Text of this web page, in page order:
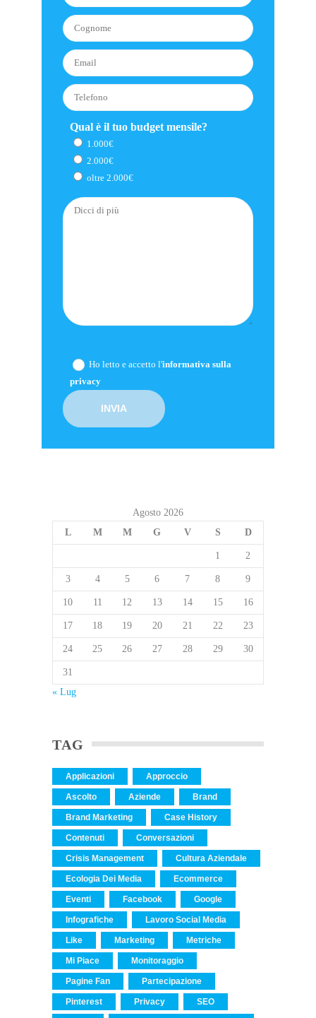
Qual è il tuo budget mensile?
1.000€
2.000€
oltre 2.000€
Ho letto e accetto l'informativa sulla
privacy
Agosto 2026
L
M M G V S D
1 2
3 4 5 6 7 8 9
10 11 12 13 14 15 16
17 18 19 20 21 22 23
24 25 26 27 28 29 30
31
« Lug
TAG
Applicazioni Approccio
Ascolto Aziende Brand
Brand Marketing Case History
Contenuti Conversazioni
Crisis Management Cultura Aziendale
Ecologia Dei Media Ecommerce
Eventi Facebook Google
Infografiche Lavoro Social Media
Like Marketing Metriche
Mi Piace Monitoraggio
Pagine Fan Partecipazione
Pinterest Privacy SEO